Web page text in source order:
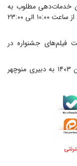
خدمات‌دهی مطلوب به
تماشاگران، مرکز تماس سکو‌های فروش بلیت روزانه از ساعت ۱۰:۰۰ الی ۲۳:۰۰
فیلم‌های جشنواره در
چهل و سومین جشنواره فیلم فجر از ۱۲ تا ۲۲ بهمن ۱۴۰۳ به دبیری منوچهر